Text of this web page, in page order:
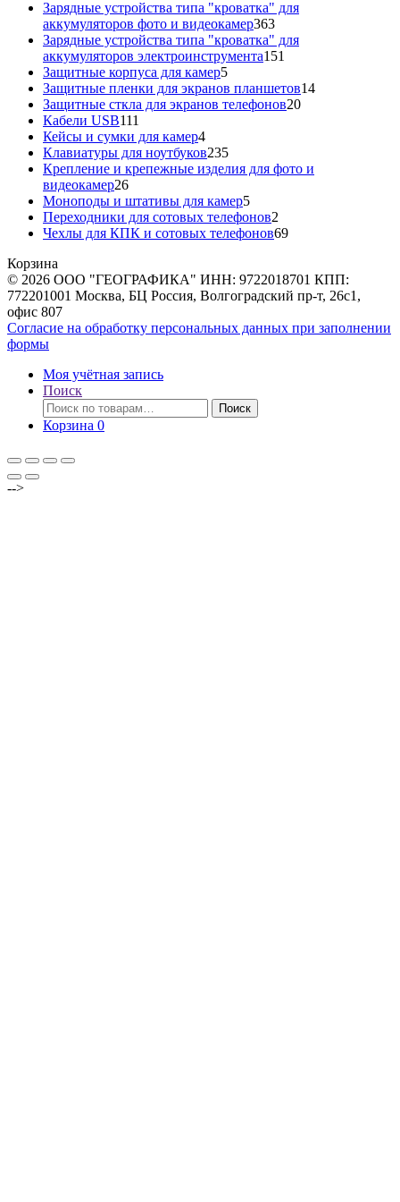
Зарядные устройства типа "кроватка" для
аккумуляторов фото и видеокамер363363
товара
Зарядные устройства типа "кроватка" для
аккумуляторов электроинструмента151
Защитные корпуса для камер55
товаров
Защитные пленки для экранов планшетов1414
Защитные сткла для экранов телефонов2020
Кабели USB111
товаров
Кейсы и сумки для камер44
товара
Клавиатуры для ноутбуков235235
товаров
Крепление и крепежные изделия для фото и
видеокамер2626
товаров
Моноподы и штативы для камер55
товаров
Переходники для сотовых телефонов2
товара
Чехлы для КПК и сотовых телефонов6969
Корзина
© 2026 ООО "ГЕОГРАФИКА" ИНН: 9722018701 КПП:
772201001 Москва, БЦ Россия, Волгоградский пр-т, 26с1,
офис 807
Согласие на обработку персональных данных при заполнении
формы
Моя учётная запись
Поиск
Искать:
Поиск
Корзина 0
-->